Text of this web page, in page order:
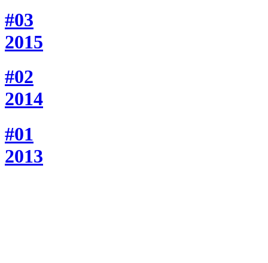
#03
2015
#02
2014
#01
2013